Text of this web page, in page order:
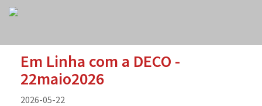
Em Linha com a DECO -
22maio2026
2026-05-22